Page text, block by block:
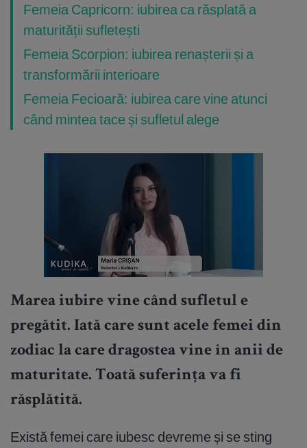
Femeia Capricorn: iubirea ca răsplată a
maturității sufletești
Femeia Scorpion: iubirea renașterii și a
transformării interioare
Femeia Fecioară: iubirea care vine atunci
când mintea tace și sufletul alege
Marea iubire vine când sufletul e
pregătit. Iată care sunt acele femei din
zodiac la care dragostea vine în anii de
maturitate. Toată suferința va fi
răsplătită.
Există femei care iubesc devreme și se sting